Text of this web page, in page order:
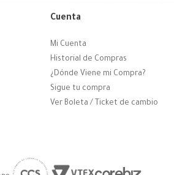
Cuenta
Mi Cuenta
Historial de Compras
¿Dónde Viene mi Compra?
Sigue tu compra
Ver Boleta / Ticket de cambio